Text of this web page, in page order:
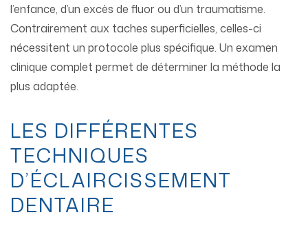
l’enfance, d’un excès de fluor ou d’un traumatisme.
Contrairement aux taches superficielles, celles-ci
nécessitent un protocole plus spécifique. Un examen
clinique complet permet de déterminer la méthode la
plus adaptée.
LES DIFFÉRENTES
TECHNIQUES
D’ÉCLAIRCISSEMENT
DENTAIRE